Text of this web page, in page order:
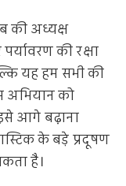
की अध्यक्ष
की रक्षा
यह हम सभी की
अभियान को
आगे बढ़ाना
के बड़े प्रदूषण
है।